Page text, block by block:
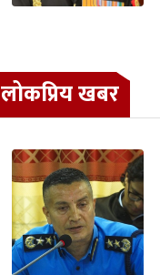
लोकप्रिय खबर